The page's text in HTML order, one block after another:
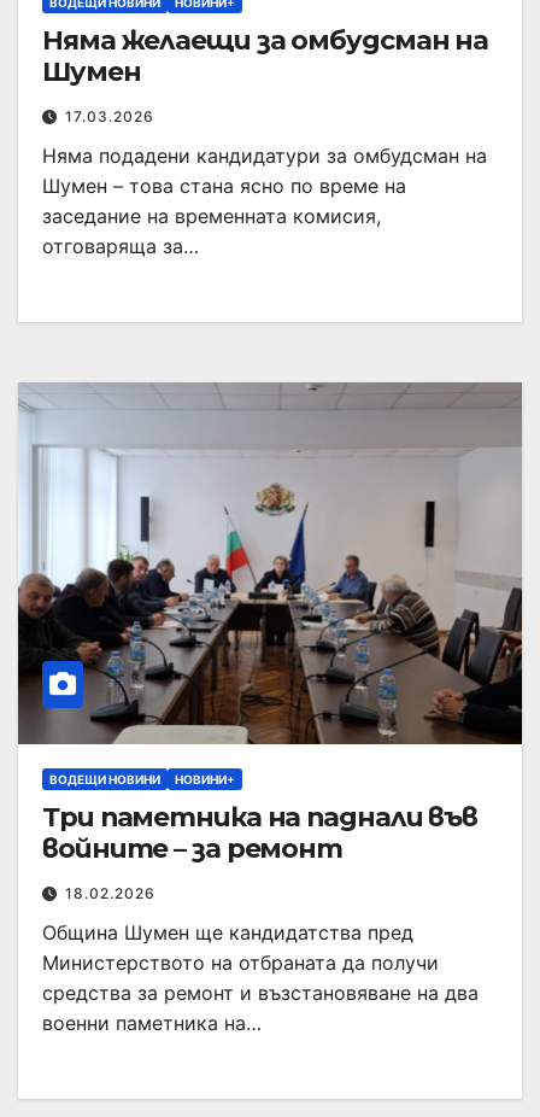
Няма желаещи за омбудсман на
Шумен
17.03.2026
Няма подадени кандидатури за омбудсман на
Шумен – това стана ясно по време на
заседание на временната комисия,
отговаряща за…
ВОДЕЩИ НОВИНИ НОВИНИ+
Три паметника на паднали във
войните – за ремонт
18.02.2026
Община Шумен ще кандидатства пред
Министерството на отбраната да получи
средства за ремонт и възстановяване на два
военни паметника на…